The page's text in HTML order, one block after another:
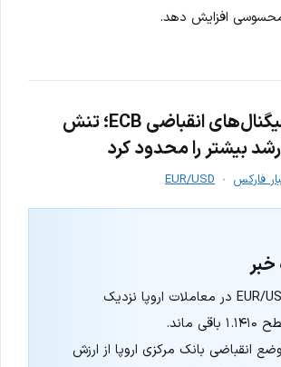
افزایش دهد.
رشد یورو با سیگنال‌های انقباضی ECB؛ تنش
رشد بیشتر را محدود کرد
فارکس EUR/USD
EUR/USD در معاملات اروپا نزدیک
باقی ماند.
انقباضی بانک مرکزی اروپا از ارزش